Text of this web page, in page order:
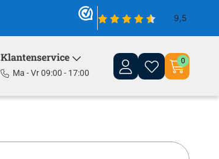
Klantenservice
Ma - Vr 09:00 - 17:00
0